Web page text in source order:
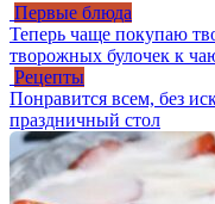
Первые блюда
Теперь чаще покупаю
творожных булочек к
Рецепты
Понравится всем, без
праздничный стол